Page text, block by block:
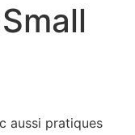
aussi pratiques